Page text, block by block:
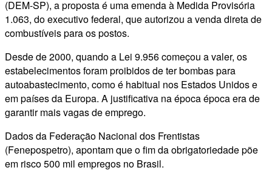
(DEM-SP), a proposta é uma emenda à Medida Provisória
1.063, do executivo federal, que autorizou a venda direta de
combustíveis para os postos.
Desde de 2000, quando a Lei 9.956 começou a valer, os
estabelecimentos foram proibidos de ter bombas para
autoabastecimento, como é habitual nos Estados Unidos e
em países da Europa. A justificativa na época época era de
garantir mais vagas de emprego.
Dados da Federação Nacional dos Frentistas
(Fenepospetro), apontam que o fim da obrigatoriedade põe
em risco 500 mil empregos no Brasil.